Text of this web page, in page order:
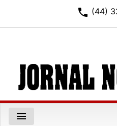
phone (44)
menu